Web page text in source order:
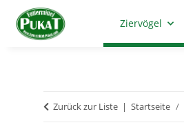
Ziervögel
Zurück zur Liste Startseite